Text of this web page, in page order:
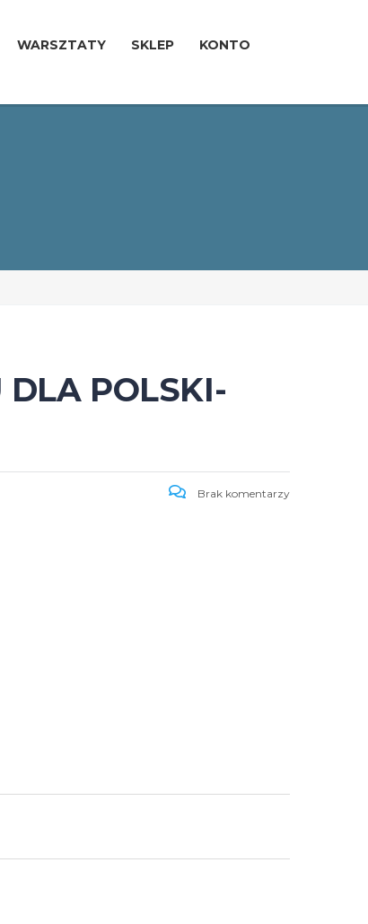
WARSZTATY SKLEP KONTO
POLSKI-
Brak komentarzy